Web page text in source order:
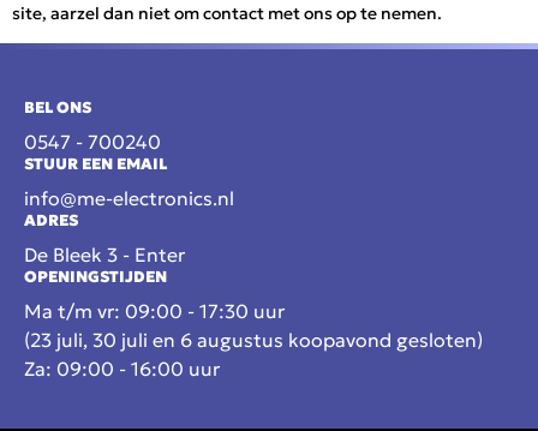
site, aarzel dan niet om contact met ons op te nemen.
BEL ONS
0547 - 700240
STUUR EEN EMAIL
info@me-electronics.nl
ADRES
De Bleek 3 - Enter
OPENINGSTIJDEN
Ma t/m vr: 09:00 - 17:30 uur
(23 juli, 30 juli en 6 augustus koopavond gesloten)
Za: 09:00 - 16:00 uur